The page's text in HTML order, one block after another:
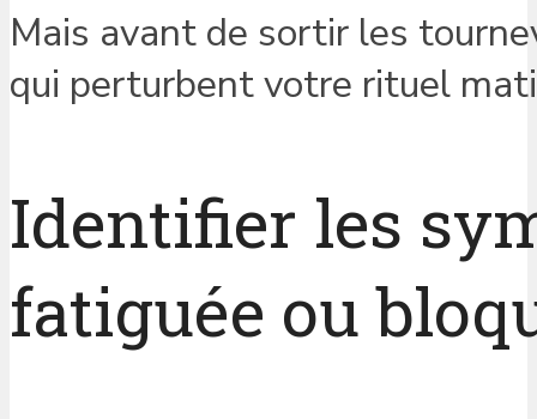
Mais avant de sortir les
qui perturbent votre rituel
Identifier les
fatiguée ou